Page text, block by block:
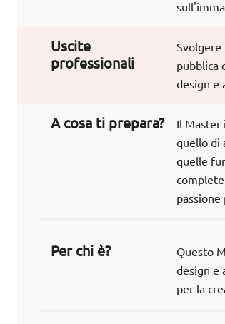
Uscite
professionali
Svolgere
pubblica
design e
A cosa ti prepara?
Il Master
quello di
quelle
Per chi è?
Questo
design e
per la